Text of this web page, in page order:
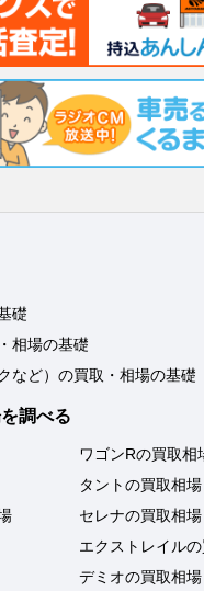
礎
相場の基礎
など）の買取・相場の基礎
調べる
ワゴンRの買取相
タントの買取相場
セレナの買取相場
エクストレイル
デミオの買取相場